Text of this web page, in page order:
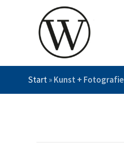
Start»Kunst + Fotografie